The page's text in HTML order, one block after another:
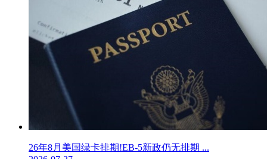
26年8月美国绿卡排期!EB-5新政仍无排期 ...